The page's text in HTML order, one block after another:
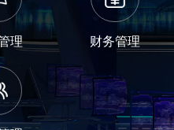
理 财务管理